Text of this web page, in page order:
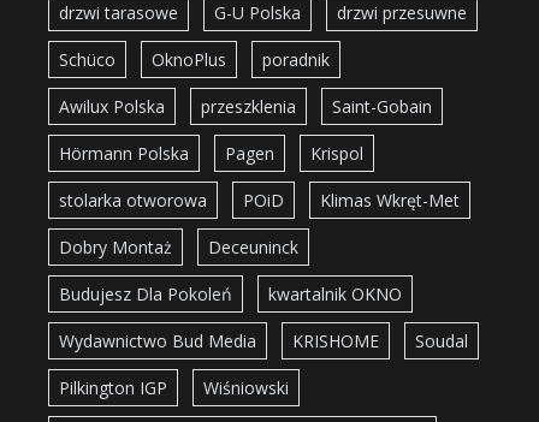
drzwi tarasowe G-U Polska drzwi przesuwne
Schüco OknoPlus poradnik
Awilux Polska przeszklenia Saint-Gobain
Hörmann Polska Pagen Krispol
stolarka otworowa POiD Klimas Wkręt-Met
Dobry Montaż Deceuninck
Budujesz Dla Pokoleń kwartalnik OKNO
Wydawnictwo Bud Media KRISHOME Soudal
Pilkington IGP Wiśniowski